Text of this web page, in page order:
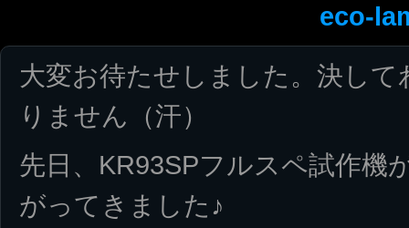
eco-
大変お待たせしました。決し
りません（汗）
先日、KR93SPフルスペ試作機
がってきました♪